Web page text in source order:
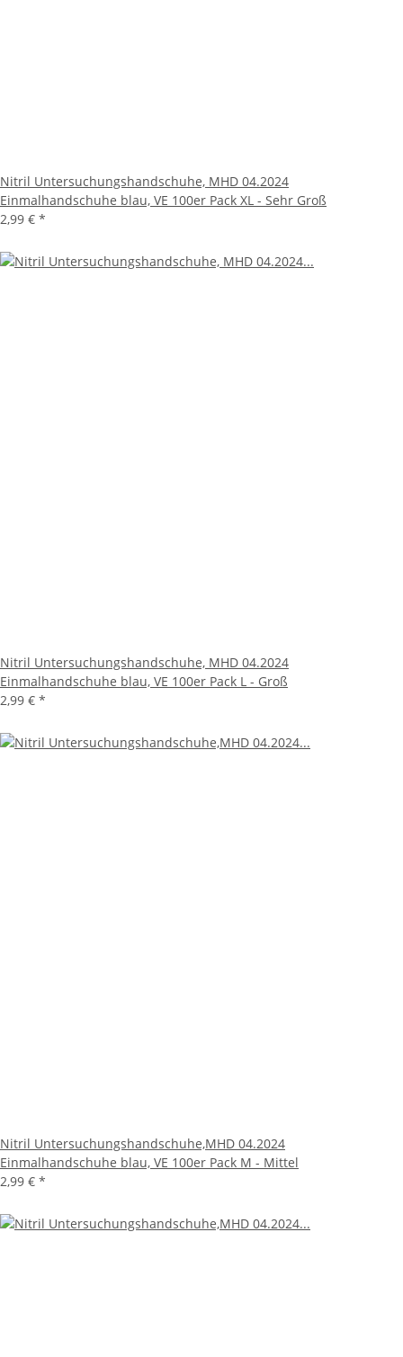
Nitril Untersuchungshandschuhe, MHD 04.2024
Einmalhandschuhe blau, VE 100er Pack XL - Sehr Groß
2,99 € *
Nitril Untersuchungshandschuhe, MHD 04.2024
Einmalhandschuhe blau, VE 100er Pack L - Groß
2,99 € *
Nitril Untersuchungshandschuhe,MHD 04.2024
Einmalhandschuhe blau, VE 100er Pack M - Mittel
2,99 € *